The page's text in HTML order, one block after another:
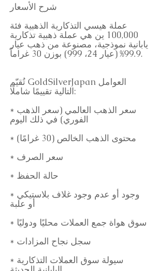
شرح الأسعار
عملة هيسي التذكارية الذهبية فئة
100,000 ين هي عملة ذهبية تذكارية
يابانية نموذجية، مصنوعة من ذهب عيار
99.9% (عيار 24، 999) بوزن 30 غراماً.
تُقيّم GoldSilverJapan العوامل
التالية تقييمًا شاملًا:
* سعر الذهب العالمي (سعر الذهب
الفوري) في ذلك اليوم
* محتوى الذهب الخالص (30 غرامًا)
* سعر الصرف
* حالة الحفظ
* وجود أو عدم وجود غلاف بلاستيكي
أو علبة
* سوق هواة جمع العملات محليًا ودوليًا
* سجل نجاح المزادات
* سيولة سوق العملات التذكارية